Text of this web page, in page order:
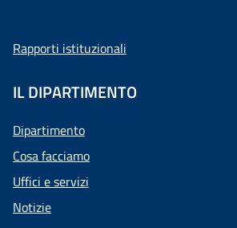
Rapporti istituzionali
IL DIPARTIMENTO
Dipartimento
Cosa facciamo
Uffici e servizi
Notizie